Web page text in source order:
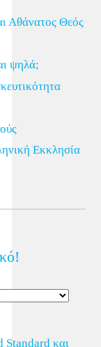
Αθάνατος Θεός
ψηλά;
Εκκλησία
Standard και